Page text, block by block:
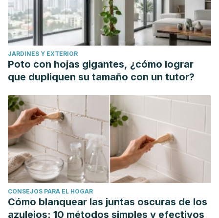
JARDINES Y EXTERIOR
Poto con hojas gigantes, ¿cómo lograr
que dupliquen su tamaño con un tutor?
CONSEJOS PARA EL HOGAR
Cómo blanquear las juntas oscuras de los
azulejos: 10 métodos simples y efectivos